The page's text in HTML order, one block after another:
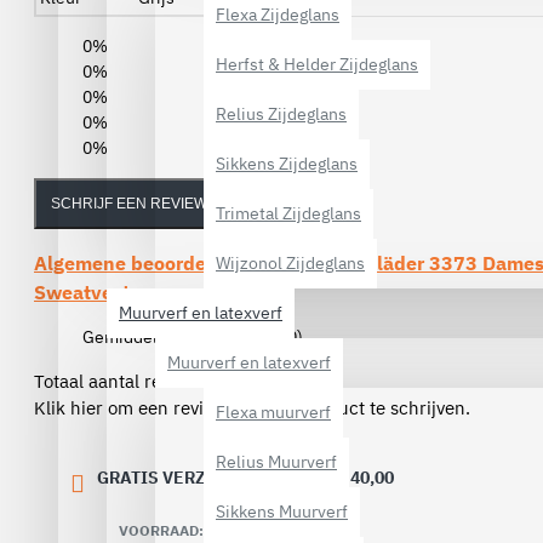
Flexa Zijdeglans
Herfst & Helder Zijdeglans
Relius Zijdeglans
Sikkens Zijdeglans
Trimetal Zijdeglans
Wijzonol Zijdeglans
Muurverf en latexverf
Muurverf en latexverf
Flexa muurverf
Relius Muurverf
Sikkens Muurverf
0%
0%
0%
0%
0%
SCHRIJF EEN REVIEW
Algemene beoordelingen van deBlåkläder 3373
Sweatvest
Gemiddelde beoordeling: (0)
Totaal aantal reviews (0)
Klik hier om een review over dit product te schrijven.
GRATIS VERZENDING VANAF € 40,00
VOORRAAD: